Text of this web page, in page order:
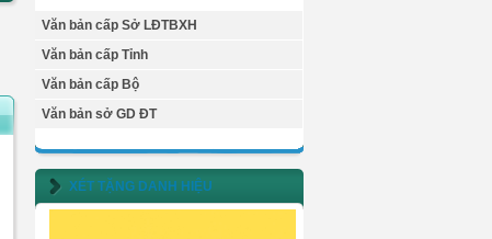
Văn bản cấp Sở LĐTBXH
Văn bản cấp Tỉnh
Văn bản cấp Bộ
Văn bản sở GD ĐT
XÉT TẶNG DANH HIỆU